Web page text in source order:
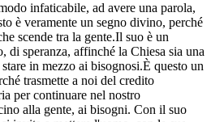
infaticabile, ad avere una parola,
è veramente un segno divino, perché
scende tra la gente.Il suo è un
di speranza, affinché la Chiesa sia una
in mezzo ai bisognosi.È questo un
trasmette a noi del credito
per continuare nel nostro
alla gente, ai bisogni. Con il suo